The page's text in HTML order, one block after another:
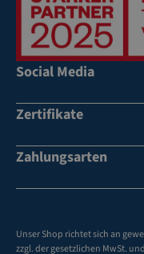
Social Media
Zertifikate
Zahlungsarten
Unser Shop richtet sich an
zzgl. der gesetzlichen MwSt. und